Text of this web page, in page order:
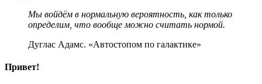
Мы войдём в нормальную вероятность, как только
определим, что вообще можно считать нормой.
Дуглас Адамс. «Автостопом по галактике»
Привет!